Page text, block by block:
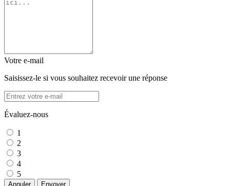
Votre e-mail
Saisissez-le si vous souhaitez recevoir une réponse
Évaluez-nous
1
2
3
4
5
Annuler Envoyer